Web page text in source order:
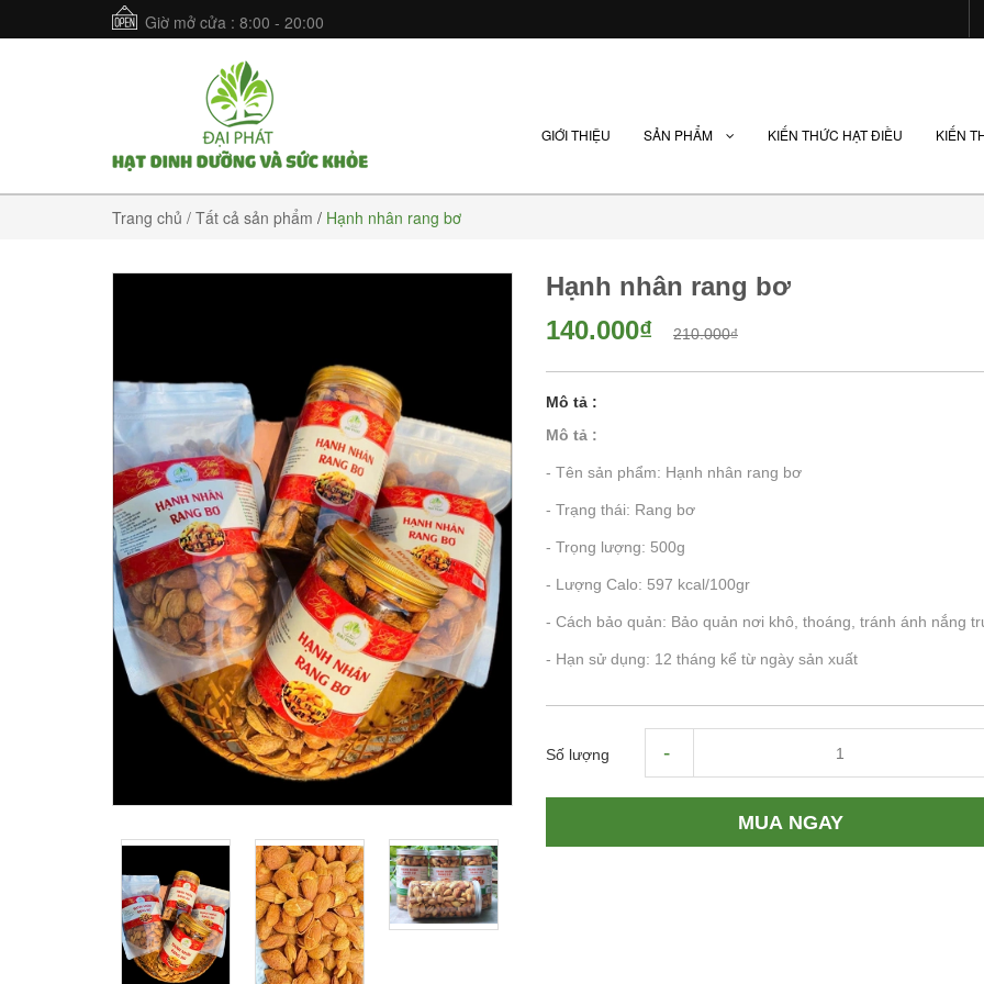
Giờ mở cửa : 8:00 - 20:00
GIỚI THIỆU SẢN PHẨM KIẾN THỨC HẠT ĐIỀU KIẾN
Trang chủ / Tất cả sản phẩm / Hạnh nhân rang bơ
Hạnh nhân rang bơ
140.000₫
210.000₫
Mô tả :
Mô tả :
- Tên sản phẩm: Hạnh nhân rang bơ
- Trạng thái: Rang bơ
- Trọng lượng: 500g
- Lượng Calo: 597 kcal/100gr
- Cách bảo quản: Bảo quản nơi khô, thoáng, tránh ánh nắng
- Hạn sử dụng: 12 tháng kể từ ngày sản xuất
Số lượng -
MUA NGAY